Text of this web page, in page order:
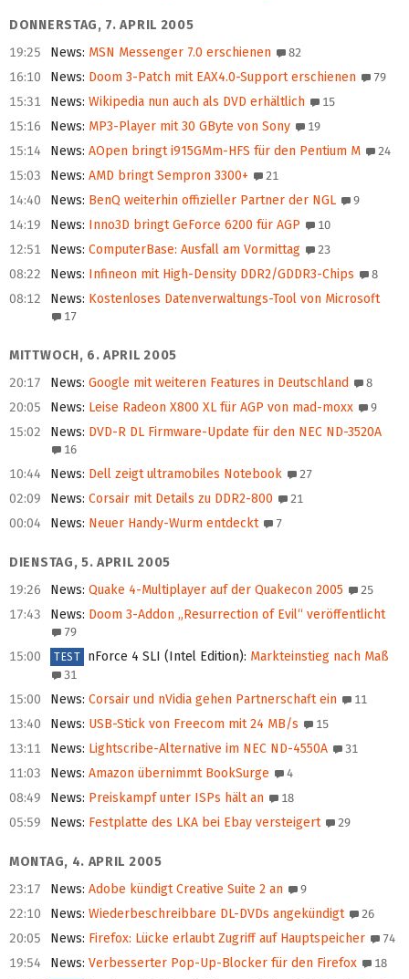
DONNERSTAG, 7. APRIL 2005
19:25
News: MSN Messenger 7.0 erschienen 82
16:10 News: Doom 3-Patch mit EAX4.0-Support erschienen 79
15:31 News: Wikipedia nun auch als DVD erhältlich 15
15:16 News: MP3-Player mit 30 GByte von Sony 19
15:14 News: AOpen bringt i915GMm-HFS für den Pentium M 24
15:03 News: AMD bringt Sempron 3300+ 21
14:40 News: BenQ weiterhin offizieller Partner der NGL 9
14:19 News: Inno3D bringt GeForce 6200 für AGP 10
12:51 News: ComputerBase: Ausfall am Vormittag 23
08:22 News: Infineon mit High-Density DDR2/GDDR3-Chips 8
08:12 News: Kostenloses Datenverwaltungs-Tool von Microsoft
17
MITTWOCH, 6. APRIL 2005
20:17
News: Google mit weiteren Features in Deutschland 8
20:05 News: Leise Radeon X800 XL für AGP von mad-moxx 9
15:02 News: DVD-R DL Firmware-Update für den NEC ND-3520A
16
10:44 News: Dell zeigt ultramobiles Notebook 27
02:09 News: Corsair mit Details zu DDR2-800 21
00:04 News: Neuer Handy-Wurm entdeckt 7
DIENSTAG, 5. APRIL 2005
19:26
News: Quake 4-Multiplayer auf der Quakecon 2005 25
17:43 News: Doom 3-Addon „Resurrection of Evil“ veröffentlicht
79
15:00 TEST nForce 4 SLI (Intel Edition): Markteinstieg nach Maß
31
15:00 News: Corsair und nVidia gehen Partnerschaft ein 11
13:40 News: USB-Stick von Freecom mit 24 MB/s 15
13:11 News: Lightscribe-Alternative im NEC ND-4550A 31
11:03 News: Amazon übernimmt BookSurge 4
08:49 News: Preiskampf unter ISPs hält an 18
05:59 News: Festplatte des LKA bei Ebay versteigert 29
MONTAG, 4. APRIL 2005
23:17
News: Adobe kündigt Creative Suite 2 an 9
22:10 News: Wiederbeschreibbare DL-DVDs angekündigt 26
20:05 News: Firefox: Lücke erlaubt Zugriff auf Hauptspeicher 74
19:54 News: Verbesserter Pop-Up-Blocker für den Firefox 18